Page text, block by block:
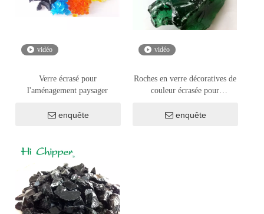
vidéo
Verre écrasé pour
l'aménagement paysager
enquête
vidéo
Roches en verre décoratives de
couleur écrasée pour
enquête